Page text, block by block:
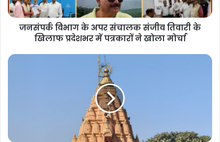
इस बीच लवप्रीत की नजर एक रस्सी पर पड़ी, जो उनके लिए उम्मीद की आखिरी
लिया। धधकती आग और अफरातफरी के माहौल में उन्होंने चार मंजिला इमारत से
नीचे उतरने का जोखिम भरा फैसला किया। इस दौरान उन्हें चोटें भी आईं, लेकिन
उनकी हिम्मत और सूझबूझ ने उनकी जिंदगी बचा ली।
संसद मानसून सत्र 2026: सरकार-विपक्ष में
जनसंपर्क विभाग के अपर संचालक संजीव तिवारी के
खिलाफ प्रदेशभर में पत्रकारों ने खोला मोर्चा